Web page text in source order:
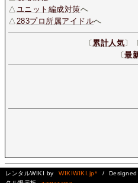
△ユニット編成対策へ
△283プロ所属アイドルへ
〔累計人気〕
〔最
レンタルWIKI by WIKIWIKI.jp* / Designed